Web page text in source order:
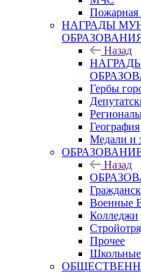
Пожарная
НАГРАДЫ
Назад
Гербы
География
Медали и
Назад
Военные
Колледжи
Прочее
Школьные